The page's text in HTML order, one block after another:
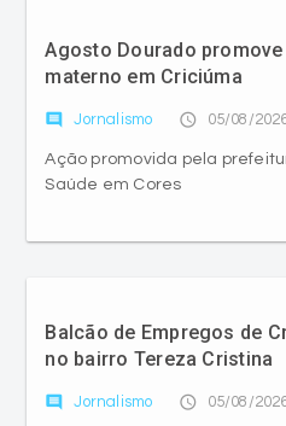
Agosto Dourado
materno em Criciúma
comment Jornalismo access_time 05/08/
Ação promovida pela
Saúde em Cores
Balcão de Empregos de
no bairro Tereza Cristina
comment Jornalismo access_time 05/08/